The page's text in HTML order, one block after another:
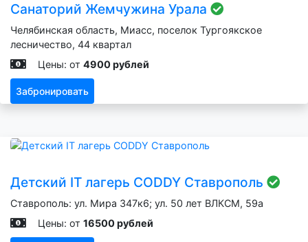
Санаторий Жемчужина Урала
Челябинская область, Миасс, поселок Тургоякское
лесничество, 44 квартал
Цены: от 4900 рублей
Забронировать
Детский IT лагерь CODDY Ставрополь
Ставрополь: ул. Мира 347к6; ул. 50 лет ВЛКСМ, 59а
Цены: от 16500 рублей